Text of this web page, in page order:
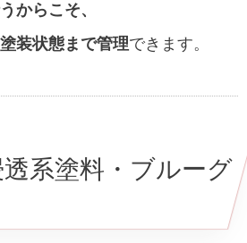
からこそ、
装状態まで管理できます。
系塗料・ブルーグ